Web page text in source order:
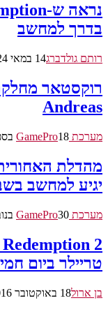
בדרך למחשב
רותם גולדברג14 במאי 2024
Andreas
מערכת GamePro 18 בספטמבר 2019
יגיע למחשב
מערכת GamePro 30 בנובמבר 2016
טריילר ביום
בן ארול18 באוקטובר 2016